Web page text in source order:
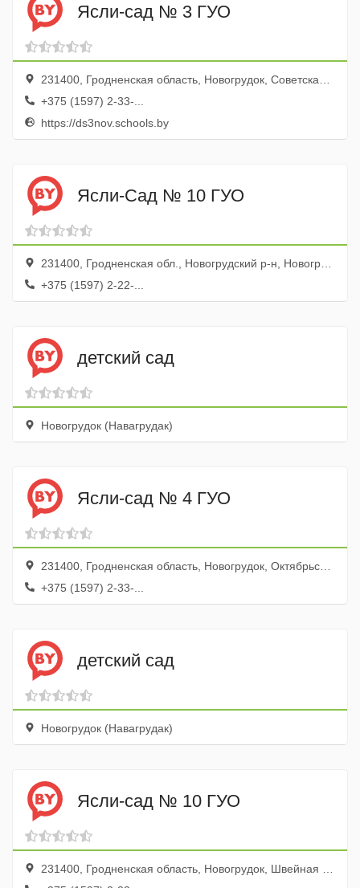
Ясли-сад № 3 ГУО
231400, Гродненская область, Новогрудок, Советская улица, 17А
+375 (1597) 2-33-...
https://ds3nov.schools.by
Ясли-Сад № 10 ГУО
231400, Гродненская обл., Новогрудский р-н, Новогрудок г., ул. Швейная, 6
+375 (1597) 2-22-...
детский сад
Новогрудок (Навагрудак)
Ясли-сад № 4 ГУО
231400, Гродненская область, Новогрудок, Октябрьская улица, 43А
+375 (1597) 2-33-...
детский сад
Новогрудок (Навагрудак)
Ясли-сад № 10 ГУО
231400, Гродненская область, Новогрудок, Швейная улица, 6